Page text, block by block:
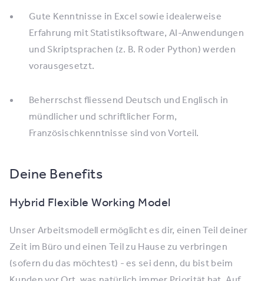
Gute Kenntnisse in Excel sowie idealerweise
Erfahrung mit Statistiksoftware, AI-Anwendungen
und Skriptsprachen (z. B. R oder Python) werden
vorausgesetzt.
Beherrschst fliessend Deutsch und Englisch in
mündlicher und schriftlicher Form,
Französischkenntnisse sind von Vorteil.
Deine Benefits
Hybrid Flexible Working Model
Unser Arbeitsmodell ermöglicht es dir, einen Teil deiner
Zeit im Büro und einen Teil zu Hause zu verbringen
(sofern du das möchtest) - es sei denn, du bist beim